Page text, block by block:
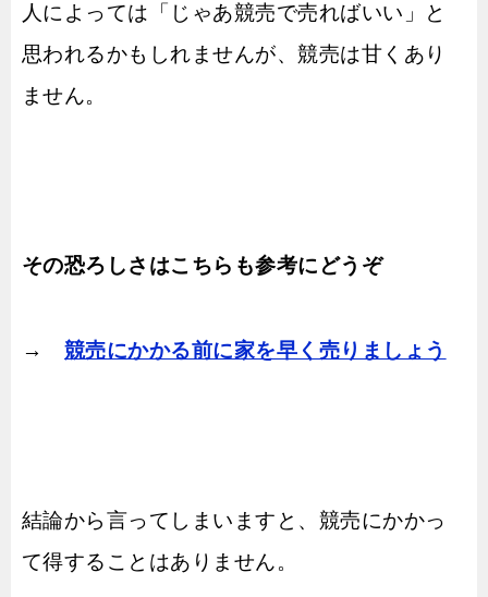
人によっては「じゃあ競売で売ればいい」と
思われるかもしれませんが、競売は甘くあり
ません。
その恐ろしさはこちらも参考にどうぞ
→ 競売にかかる前に家を早く売りましょう
結論から言ってしまいますと、競売にかかっ
て得することはありません。